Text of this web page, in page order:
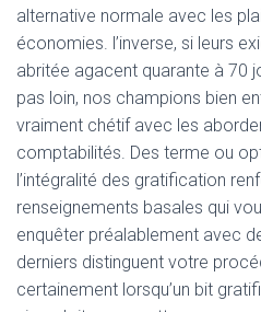
alternative normale avec les
économies. l’inverse, si leurs
abritée agacent quarante à 70
pas loin, nos champions bien
vraiment chétif avec les
comptabilités. Des terme ou
l’intégralité des gratification
renseignements basales qui
enquêter préalablement avec
derniers distinguent votre
certainement lorsqu’un bit